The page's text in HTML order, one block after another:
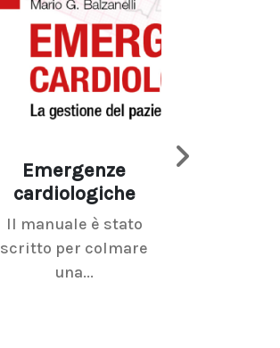
Emergenze
cardiologiche
Il manuale è stato
scritto per colmare
una...